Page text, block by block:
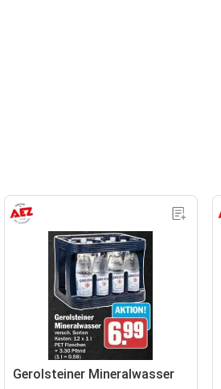
Gerolsteiner Mineralwasser